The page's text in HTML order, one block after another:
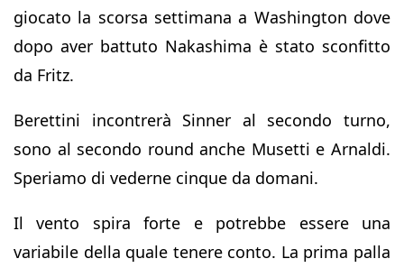
giocato la scorsa settimana a Washington dove
dopo aver battuto Nakashima è stato sconfitto
da Fritz.
Berettini incontrerà Sinner al secondo turno,
sono al secondo round anche Musetti e Arnaldi.
Speriamo di vederne cinque da domani.
Il vento spira forte e potrebbe essere una
variabile della quale tenere conto. La prima palla